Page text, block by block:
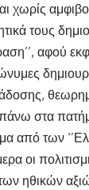
χωρίς
τους
αφού
στα
από των
οι
ηθικών